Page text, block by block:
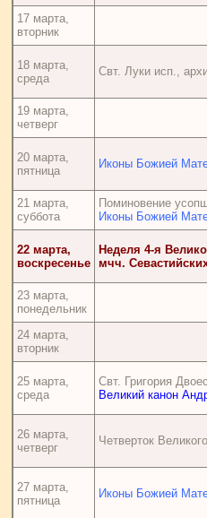
17 марта,
вторник
18 марта,
среда
Свт. Луки исп.,
19 марта,
четверг
20 марта,
пятница
Иконы Божией
21 марта,
суббота
Поминовение
Иконы Божией
22 марта,
воскресенье
Неделя 4-я
мчч.
23 марта,
понедельник
24 марта,
вторник
25 марта,
среда
Свт. Григория
Великий канон
26 марта,
четверг
Четверток
27 марта,
пятница
Иконы Божией